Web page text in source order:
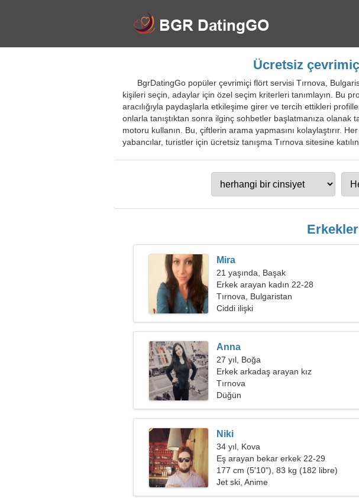
Ücretsiz
BgrDatingGo popüler çevrimiçi flört servisi Tırnova,
kişileri seçin, adaylar için özel seçim kriterleri tanımlayın. Bu
aracılığıyla paydaşlarla etkileşime girer ve tercih ettikleri
onlarla tanıştıktan sonra ilginç sohbetler başlatmanıza olanak
motoru kullanın. Bu, çiftlerin arama yapmasını kolaylaştırır.
yabancılar, turistler için ücretsiz tanışma Tırnova sitesine katılın.
Mira
21 yaşında, Başak
Erkek arayan kadın 22-28
Tırnova, Bulgaristan
Ciddi ilişki
Anna
27 yıl, Boğa
Erkek arkadaş arayan kız
Tırnova
Düğün
Niki
34 yıl, Kova
Eş arayan bekar erkek 22-29
177 cm (5'10"), 83 kg (182 libre)
Jet ski, Anime